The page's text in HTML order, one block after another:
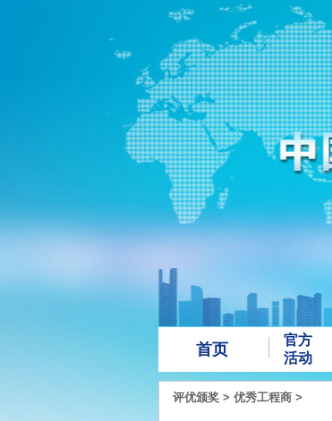
首页
官方
活动
评优颁奖 > 优秀工程商 >